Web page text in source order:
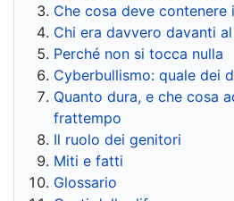
Che cosa deve
Chi era davvero davanti
Perché non si tocca nulla
Cyberbullismo: quale dei
Quanto dura, e che cosa
frattempo
Il ruolo dei genitori
Miti e fatti
Glossario